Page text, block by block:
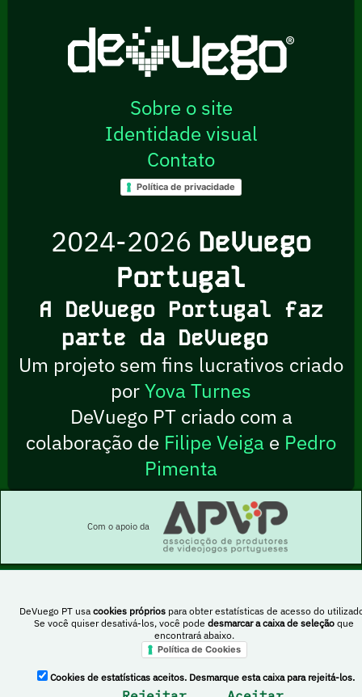
DeVuego PT usa cookies própriospara obter estatísticas de acesso do
Se você quiser desativá-los, você pode desmarcar a caixa de seleção que
encontrará abaixo.
Política de Cookies
Cookies de estatísticas aceitos. Desmarque esta caixa para rejeitá-los.
Sobre o site
Identidade visual
Contato
Política de privacidade
2024-2026 DeVuego
Portugal
A DeVuego Portugal faz
parte da DeVuego
Um projeto sem fins lucrativos criado
porYova Turnes
DeVuego PT criado com a
colaboração de Filipe Veiga e Pedro
Pimenta
Com o apoio da
Esta obra está sob uma licença Creative Commons Atribuição-NãoComercial-
PartilhaIgual 4.0 Internacional
DeVuego Espanha DeVuego LATAM